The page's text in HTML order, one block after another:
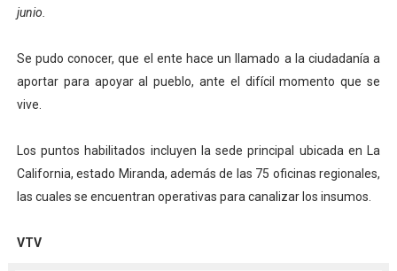
Plan Vacacional "Venezuela Ríe 2026" brinda
Iniciación al yoga reúne a diversos clubes deportivos
Mincomunas impulsa el autogobierno en Mérida con
Expertos inspeccionan espacios del OAN para la
junio.
Se pudo conocer, que el ente hace un llamado a la ciudadanía a
aportar para apoyar al pueblo, ante el difícil momento que se
vive.
Los puntos habilitados incluyen la sede principal ubicada en La
California, estado Miranda, además de las 75 oficinas regionales,
las cuales se encuentran operativas para canalizar los insumos.
VTV